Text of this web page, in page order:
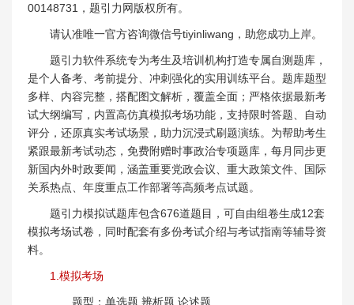
00148731，题引力网版权所有。
请认准唯一官方咨询微信号tiyinliwang，助您成功上岸。
题引力软件系统专为考生及培训机构打造专属自测题库，
是个人备考、考前提分、冲刺强化的实用训练平台。题库题型
多样、内容完整，搭配图文解析，覆盖全面；严格依据最新考
试大纲编写，内置高仿真模拟考场功能，支持限时答题、自动
评分，还原真实考试场景，助力沉浸式刷题演练。为帮助考生
紧跟最新考试动态，免费附赠时事政治专项题库，每月同步更
新国内外时政要闻，涵盖重要党政会议、重大政策文件、国际
关系热点、年度重点工作部署等高频考点试题。
题引力模拟试题库包含676道题目，可自由组卷生成12套
模拟考场试卷，同时配套有多份考试介绍与考试指南等辅导资
料。
1.模拟考场
题型：单选题,辨析题,论述题